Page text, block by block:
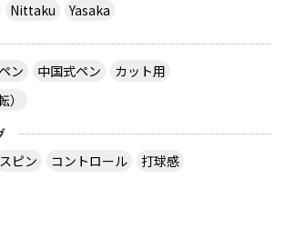
Nittaku
Yasaka
ン 中国式ペン
カット用
スピン コントロール 打球感